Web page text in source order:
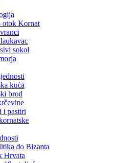
otok Kornat
sokol
kuća
brod
i pastiri
do Bizanta
Hrvata